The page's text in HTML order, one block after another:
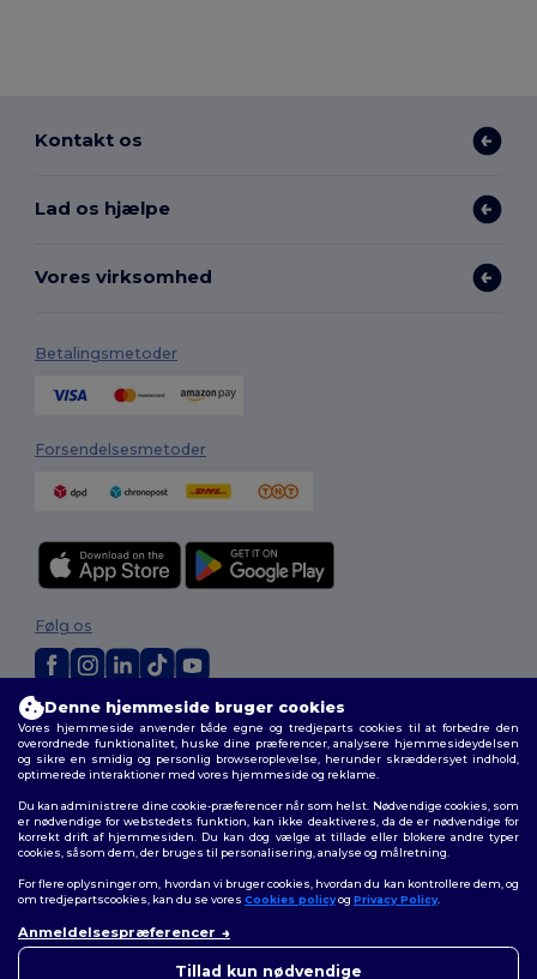
Kontakt os
Lad os hjælpe
Vores virksomhed
Betalingsmetoder
Forsendelsesmetoder
2026. Alle rettigheder forbeholdes
Vilkår og Betingelser| Tilpasset politik|Fortrolighedspolitik|Politik for
cookies|Sitemap
Følg os
Denne hjemmeside bruger cookies
Vores hjemmeside anvender både egne og tredjeparts cookies til at forbedre den
overordnede funktionalitet, huske dine præferencer, analysere hjemmesideydelsen
og sikre en smidig og personlig browseroplevelse, herunder skræddersyet indhold,
optimerede interaktioner med vores hjemmeside og reklame.
Du kan administrere dine cookie-præferencer når som helst. Nødvendige cookies, som
er nødvendige for webstedets funktion, kan ikke deaktiveres, da de er nødvendige for
korrekt drift af hjemmesiden. Du kan dog vælge at tillade eller blokere andre typer
cookies, såsom dem, der bruges til personalisering, analyse og målretning.
For flere oplysninger om, hvordan vi bruger cookies, hvordan du kan kontrollere dem, og
om tredjepartscookies, kan du se vores Cookies policyog Privacy Policy.
Anmeldelsespræferencer
Tillad kun nødvendige